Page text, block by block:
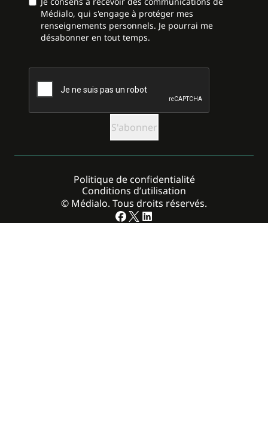
Médialo, qui s'engage à protéger mes
renseignements personnels. Je pourrai me
désabonner en tout temps.
© Médialo. Tous droits réservés.
Politique de confidentialité
Conditions d’utilisation